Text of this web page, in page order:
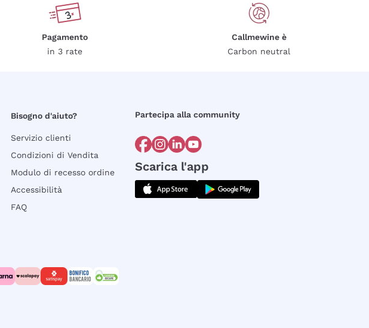
Pagamento
in 3 rate
Callmewine è
Carbon neutral
Bisogno d'aiuto?
Servizio clienti
Condizioni di Vendita
Modulo di recesso ordine
Accessibilità
FAQ
Partecipa alla community
Scarica l'app